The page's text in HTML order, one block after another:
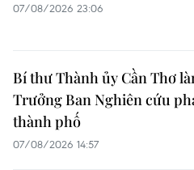
07/08/2026 23:06
Bí thư Thành ủy Cần Thơ
Trưởng Ban Nghiên cứu
thành phố
07/08/2026 14:57